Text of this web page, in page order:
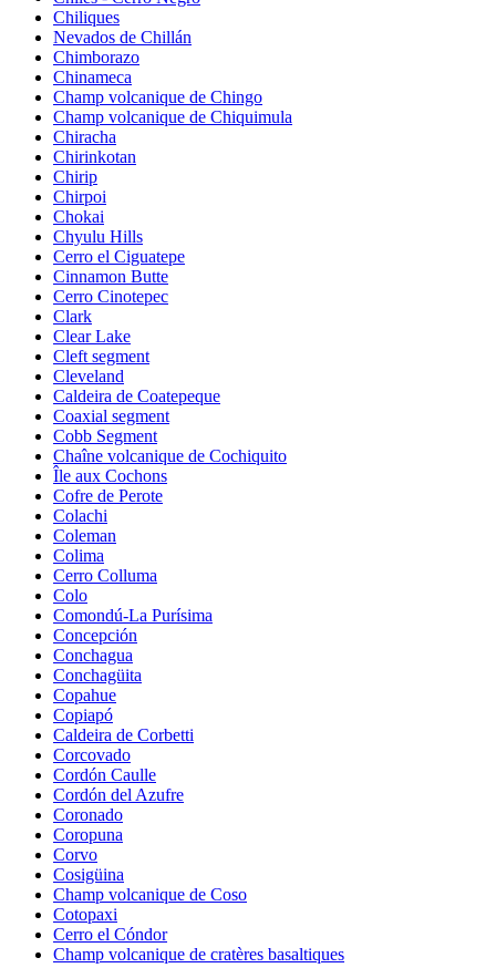
Chiliques
Nevados de Chillán
Chimborazo
Chinameca
Champ volcanique de Chingo
Champ volcanique de Chiquimula
Chiracha
Chirinkotan
Chirip
Chirpoi
Chokai
Chyulu Hills
Cerro el Ciguatepe
Cinnamon Butte
Cerro Cinotepec
Clark
Clear Lake
Cleft segment
Cleveland
Caldeira de Coatepeque
Coaxial segment
Cobb Segment
Chaîne volcanique de Cochiquito
Île aux Cochons
Cofre de Perote
Colachi
Coleman
Colima
Cerro Colluma
Colo
Comondú-La Purísima
Concepción
Conchagua
Conchagüita
Copahue
Copiapó
Caldeira de Corbetti
Corcovado
Cordón Caulle
Cordón del Azufre
Coronado
Coropuna
Corvo
Cosigüina
Champ volcanique de Coso
Cotopaxi
Cerro el Cóndor
Champ volcanique de cratères basaltiques